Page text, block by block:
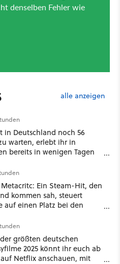
alle anzeigen
in Deutschland noch 56
warten, erlebt ihr in
bereits in wenigen Tagen
Ein Steam-Hit, den
kommen sah, steuert
auf einen Platz bei den
größten deutschen
2025 könnt ihr euch ab
Netflix anschauen, mit